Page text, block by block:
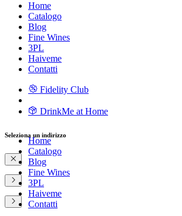
Home
Catalogo
Blog
Fine Wines
3PL
Haiveme
Contatti
Fidelity Club
DrinkMe at Home
Home
Catalogo
Blog
Fine Wines
3PL
Haiveme
Contatti
Seleziona un indirizzo